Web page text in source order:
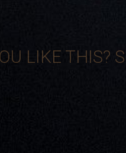
LIKE THIS?